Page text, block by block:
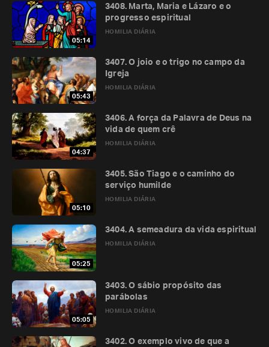
05:14
HOMILIA DIÁRIA
3408. Marta, Maria e Lázaro e o
progresso espiritual
05:43
HOMILIA DIÁRIA
3407. O joio e o trigo no campo da
Igreja
04:37
HOMILIA DIÁRIA
3406. A força da Palavra de Deus na
vida de quem crê
05:10
HOMILIA DIÁRIA
3405. São Tiago e o caminho do
serviço humilde
05:25
HOMILIA DIÁRIA
3404. A semeadura da vida espiritual
05:05
HOMILIA DIÁRIA
3403. O sábio propósito das
parábolas
3402. O exemplo vivo de que a